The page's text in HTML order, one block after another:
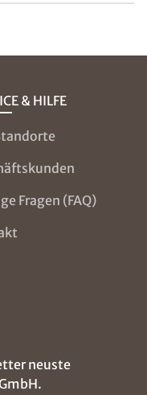
& HILFE
Fragen (FAQ)
neuste